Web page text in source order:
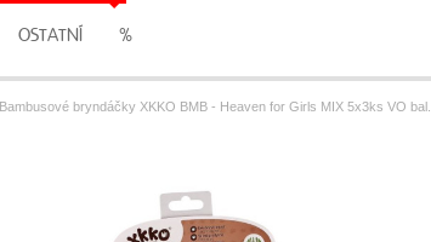
OSTATNÍ %
Bambusové bryndáčky XKKO BMB - Heaven for Girls MIX 5x3ks VO bal.